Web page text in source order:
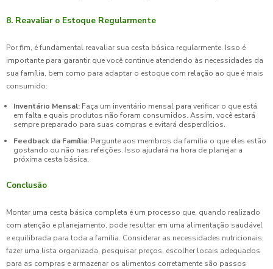
8. Reavaliar o Estoque Regularmente
Por fim, é fundamental reavaliar sua cesta básica regularmente. Isso é
importante para garantir que você continue atendendo às necessidades da
sua família, bem como para adaptar o estoque com relação ao que é mais
consumido:
Inventário Mensal: Faça um inventário mensal para verificar o que está
em falta e quais produtos não foram consumidos. Assim, você estará
sempre preparado para suas compras e evitará desperdícios.
Feedback da Família: Pergunte aos membros da família o que eles estão
gostando ou não nas refeições. Isso ajudará na hora de planejar a
próxima cesta básica.
Conclusão
Montar uma cesta básica completa é um processo que, quando realizado
com atenção e planejamento, pode resultar em uma alimentação saudável
e equilibrada para toda a família. Considerar as necessidades nutricionais,
fazer uma lista organizada, pesquisar preços, escolher locais adequados
para as compras e armazenar os alimentos corretamente são passos